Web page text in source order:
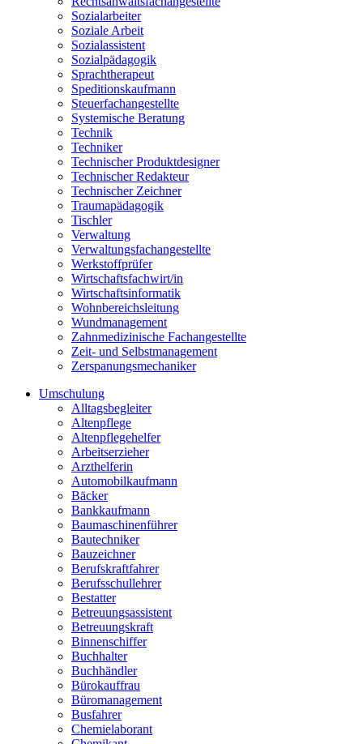
Sozialarbeiter
Soziale Arbeit
Sozialassistent
Sozialpädagogik
Sprachtherapeut
Speditionskaufmann
Steuerfachangestellte
Systemische Beratung
Technik
Techniker
Technischer Produktdesigner
Technischer Redakteur
Technischer Zeichner
Traumapädagogik
Tischler
Verwaltung
Verwaltungsfachangestellte
Werkstoffprüfer
Wirtschaftsfachwirt/in
Wirtschaftsinformatik
Wohnbereichsleitung
Wundmanagement
Zahnmedizinische Fachangestellte
Zeit- und Selbstmanagement
Zerspanungsmechaniker
Umschulung
Alltagsbegleiter
Altenpflege
Altenpflegehelfer
Arbeitserzieher
Arzthelferin
Automobilkaufmann
Bäcker
Bankkaufmann
Baumaschinenführer
Bautechniker
Bauzeichner
Berufskraftfahrer
Berufsschullehrer
Bestatter
Betreuungsassistent
Betreuungskraft
Binnenschiffer
Buchhalter
Buchhändler
Bürokauffrau
Büromanagement
Busfahrer
Chemielaborant